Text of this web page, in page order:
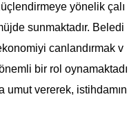
yönelik çalı
sunmaktadır. Beledi
canlandırmak v
bir rol oynamaktadı
umut vererek, istihdamın